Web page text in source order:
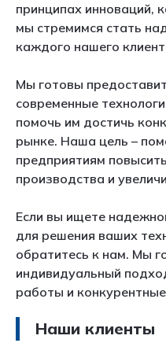
принципах инноваций,
мы стремимся стать
каждого нашего
Мы готовы
современные
помочь им достичь
рынке. Наша цель –
предприятиям
производства и
Если вы ищете
для решения ваших
обратитесь к нам. Мы
индивидуальный
работы и
Наши клиенты